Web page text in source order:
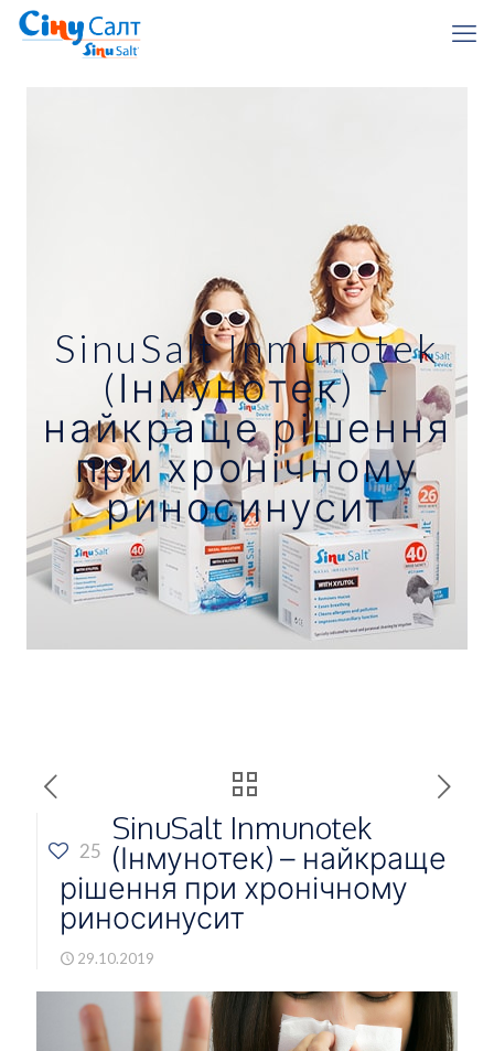
SinuSalt Inmunotek
(Інмунотек) –
найкраще рішення
при хронічному
риносинусит
25
SinuSalt Inmunotek
(Інмунотек) – найкраще
рішення при хронічному
риносинусит
29.10.2019